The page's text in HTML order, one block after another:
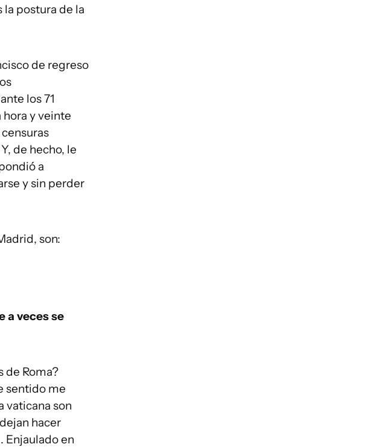
la postura de la
de regreso
los 71
y veinte
de hecho, le
a
y sin perder
son:
a veces se
de Roma?
sentido me
vaticana son
hacer
Enjaulado en